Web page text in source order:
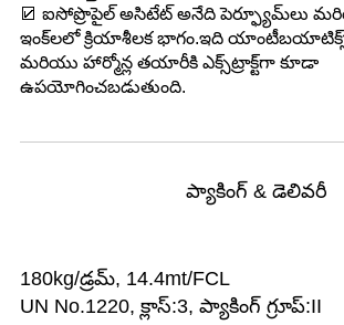
☑ ఐసోప్రొపైల్ అసిటేట్ అనేది పెర్ఫ్యూమ్‌లు
ఇంక్‌లలో క్రియాశీలక భాగం.ఇది
మరియు హార్మోన్ల తయారీకి ఎక్స్‌ట్రాక్ట్‌గా కూడా
ఉపయోగించబడుతుంది.
ప్యాకింగ్ & డెలివరీ
180kg/డ్రమ్, 14.4mt/FCL
UN No.1220, క్లాస్:3, ప్యాకింగ్ గ్రూప్:II